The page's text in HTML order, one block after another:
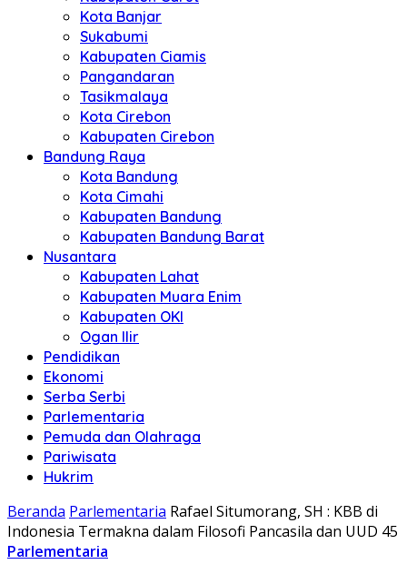
Kota Banjar
Sukabumi
Kabupaten Ciamis
Pangandaran
Tasikmalaya
Kota Cirebon
Kabupaten Cirebon
Bandung Raya
Kota Bandung
Kota Cimahi
Kabupaten Bandung
Kabupaten Bandung Barat
Nusantara
Kabupaten Lahat
Kabupaten Muara Enim
Kabupaten OKI
Ogan Ilir
Pendidikan
Ekonomi
Serba Serbi
Parlementaria
Pemuda dan Olahraga
Pariwisata
Hukrim
Beranda Parlementaria Rafael Situmorang, SH : KBB di
Indonesia Termakna dalam Filosofi Pancasila dan UUD 45
Parlementaria